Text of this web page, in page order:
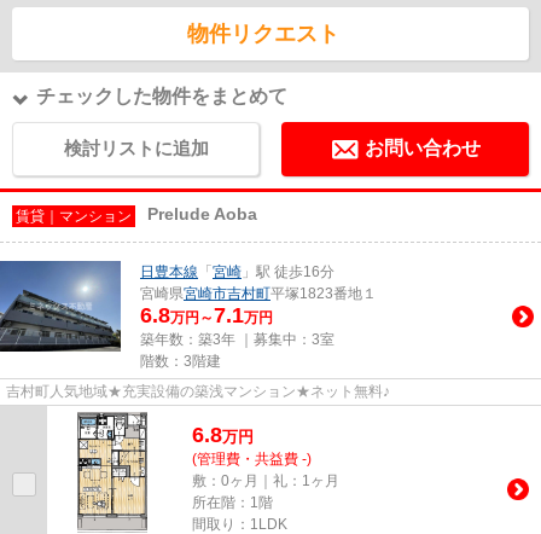
物件リクエスト
チェックした物件をまとめて
検討リストに追加 お問い合わせ
賃貸｜マンション Prelude Aoba
日豊本線 「 宮崎 」駅 徒歩16分
宮崎県宮崎市吉村町平塚1823番地１
6.8万円～7.1万円
築年数：築3年 ｜募集中： 3室
階数：3階建
吉村町人気地域★充実設備の築浅マンション★ネット無料♪
6.8万円
(管理費・共益費 -)
敷：0ヶ月｜礼：1ヶ月
所在階：1階
間取り：1LDK